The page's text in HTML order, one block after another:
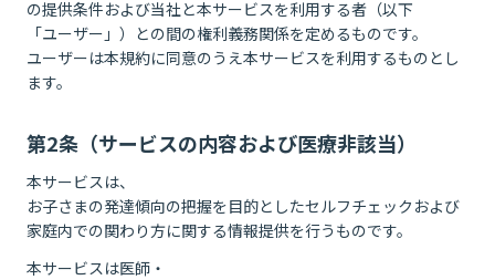
の提供条件および当社と本サービスを利用する者（以下
「ユーザー」）との間の権利義務関係を定めるものです。
ユーザーは本規約に同意のうえ本サービスを利用するものとし
ます。
第2条（サービスの内容および医療非該当）
本サービスは、
お子さまの発達傾向の把握を目的としたセルフチェックおよび
家庭内での関わり方に関する情報提供を行うものです。
本サービスは医師・